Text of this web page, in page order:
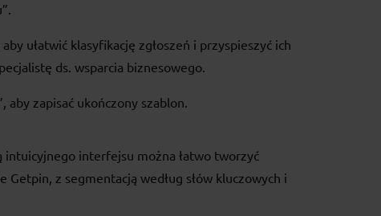
ułatwić klasyfikację zgłoszeń i przyspieszyć ich
ds. wsparcia biznesowego.
aby zapisać ukończony szablon.
intuicyjnego interfejsu można łatwo tworzyć
Getpin, z segmentacją według słów kluczowych i